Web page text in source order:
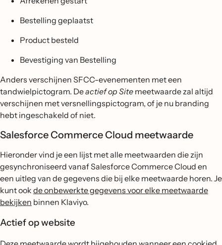
Bestelling geplaatst
Product besteld
Bevestiging van Bestelling
Anders verschijnen SFCC-evenementen met een
tandwielpictogram. Deactief op Site meetwaarde zal altijd
verschijnen met versnellingspictogram, of je nu branding
hebt ingeschakeld of niet.
Salesforce Commerce Cloud meetwaarde
Hieronder vind je een lijst met alle meetwaarden die zijn
gesynchroniseerd vanaf Salesforce Commerce Cloud en
een uitleg van de gegevens die bij elke meetwaarde horen. Je
kunt ook de onbewerkte gegevens voor elke meetwaarde
bekijken binnen Klaviyo.
Actief op website